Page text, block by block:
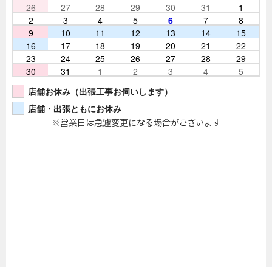
26 27 28 29 30 31
1
2
3 4 5 6 7
8
9
10 11 12 13 14
15
16
17 18 19 20 21
22
23
24 25 26 27 28
29
30
31 1 2 3 4
5
店舗お休み（出張工事お伺いします）
店舗・出張ともにお休み
※営業日は急遽変更になる場合がございます